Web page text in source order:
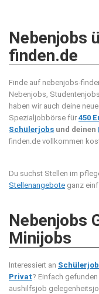
Nebenjobs
finden.de
Finde auf nebenjobs-
Nebenjobs,
haben wir auch deine neue
Spezialjobbörse für 450
Schülerjobs und deinen
finden.de vollkommen
Du suchst Stellen im
Stellenangebote ganz
Nebenjobs
Minijobs
Interessiert an
Privat? Einfach
aushilfsjob